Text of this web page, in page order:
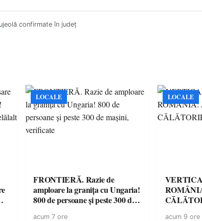
confirmate în județ
LOCALE
FRONTIERĂ. Razie de
amploare la granița cu Ungaria!
800 de persoane și peste 300 de
acum 7 ore
LOCALE
acum 9 ore